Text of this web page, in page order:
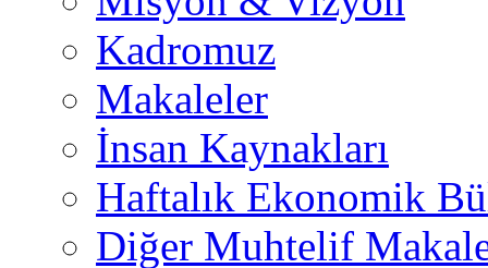
Kadromuz
Makaleler
İnsan Kaynakları
Haftalık Ekonomik
Diğer Muhtelif